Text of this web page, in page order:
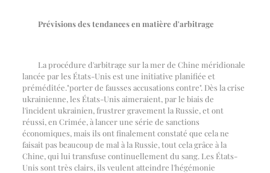
Prévisions des tendances en matière d'arbitrage
La procédure d'arbitrage sur la mer de Chine méridionale
lancée par les États-Unis est une initiative planifiée et
préméditée."porter de fausses accusations contre". Dès la crise
ukrainienne, les États-Unis aimeraient, par le biais de
l'incident ukrainien, frustrer gravement la Russie, et ont
réussi, en Crimée, à lancer une série de sanctions
économiques, mais ils ont finalement constaté que cela ne
faisait pas beaucoup de mal à la Russie, tout cela grâce à la
Chine, qui lui transfuse continuellement du sang. Les États-
Unis sont très clairs, ils veulent atteindre l'hégémonie